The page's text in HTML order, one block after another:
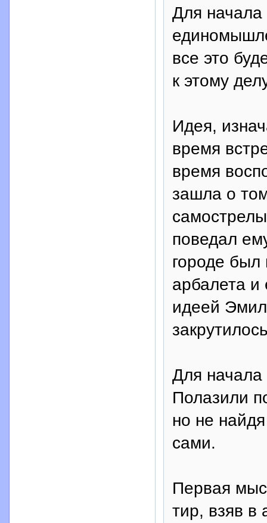
Для начала
все это
к этому
Идея,
время
время
зашла о
поведал
городе был
арбалета и
идеей
Для
Полазили
но не
сами.
Первая
тир, взяв в